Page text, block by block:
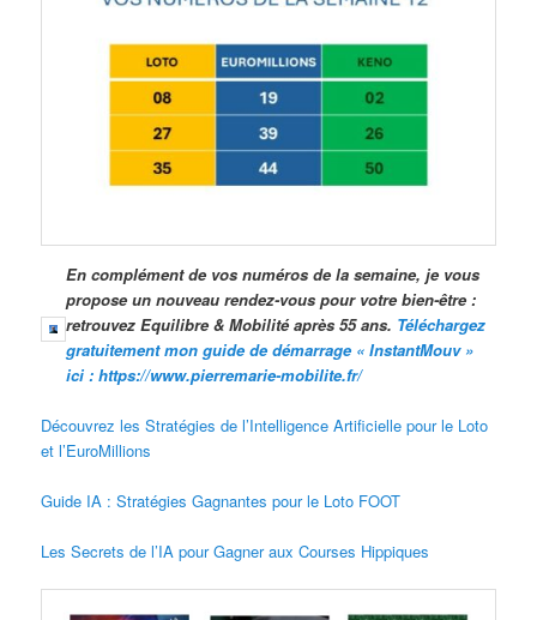
En complément de vos numéros de la semaine, je vous
propose un nouveau rendez-vous pour votre bien-être :
retrouvez Equilibre & Mobilité après 55 ans. Téléchargez
gratuitement mon guide de démarrage « InstantMouv »
ici : https://www.pierremarie-mobilite.fr/
Découvrez les Stratégies de l’Intelligence Artificielle pour le Loto
et l’EuroMillions
Guide IA : Stratégies Gagnantes pour le Loto FOOT
Les Secrets de l’IA pour Gagner aux Courses Hippiques